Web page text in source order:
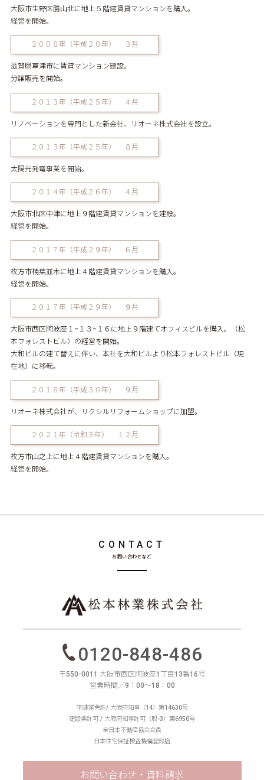
大阪市生野区勝山北に地上５階建賃貸マンションを購入。
経営を開始。
２００８年（平成２０年） ３月
滋賀県草津市に賃貸マンション建設。
分譲販売を開始。
２０１３年（平成２５年） ４月
リノベーションを専門とした新会社、リオーネ株式会社を設立。
２０１３年（平成２５年） ８月
太陽光発電事業を開始。
２０１４年（平成２６年） ４月
大阪市北区中津に地上９階建賃貸マンションを建設。
経営を開始。
２０１７年（平成２９年） ６月
枚方市楠葉並木に地上４階建賃貸マンションを購入。
経営を開始。
２０１７年（平成２９年） ９月
大阪市西区阿波座１−１３−１６に地上９階建てオフィスビルを購入。（松
本フォレストビル）の経営を開始。
大和ビルの建て替えに伴い、本社を大和ビルより松本フォレストビル（現
在地）に移転。
２０１８年（平成３０年） ９月
リオーネ株式会社が、リクシルリフォームショップに加盟。
２０２１年（令和３年） １２月
枚方市山之上に地上４階建賃貸マンションを購入。
経営を開始。
CONTACT
お問い合わせなど
0120-848-486
〒550-0011 大阪市西区阿波座1丁目13番16号
営業時間／9：00〜18：00
宅建業免許/ 大阪府知事（14）第14630号
建設業許可 / 大阪府知事許可（般-3）第6950号
全日本不動産協会会員
日本住宅保証検査機構登録店
お問い合わせ・資料請求